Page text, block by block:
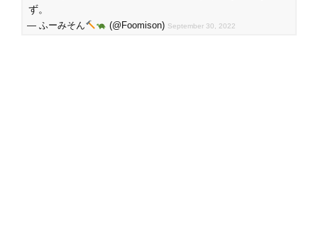
ず。
— ふーみそん (@Foomison) September 30, 2022